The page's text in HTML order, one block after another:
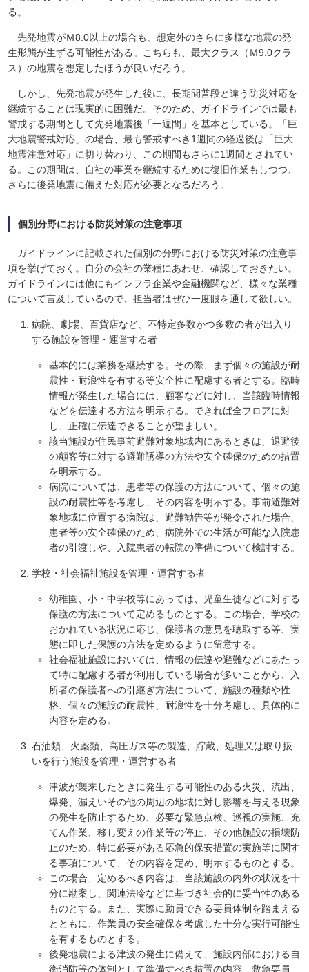
る。
先発地震がＭ8.0以上の場合も、想定外のさらに多様な地震の発
生形態が生ずる可能性がある。こちらも、最大クラス（Ｍ9.0クラ
ス）の地震を想定したほうが良いだろう。
しかし、先発地震が発生した後に、長期間普段と違う防災対応を
継続することは現実的に困難だ。そのため、ガイドラインでは最も
警戒する期間として先発地震後「一週間」を基本としている。「巨
大地震警戒対応」の場合、最も警戒すべき1週間の経過後は「巨大
地震注意対応」に切り替わり、この期間もさらに1週間とされてい
る。この期間は、自社の事業を継続するために復旧作業もしつつ、
さらに後発地震に備えた対応が必要となるだろう。
個別分野における防災対策の注意事項
ガイドラインに記載された個別の分野における防災対策の注意事
項を挙げておく。自分の会社の業種にあわせ、確認しておきたい。
ガイドラインには他にもインフラ企業や金融機関など、様々な業種
について言及しているので、担当者はぜひ一度眼を通して欲しい。
病院、劇場、百貨店など、不特定多数かつ多数の者が出入り
する施設を管理・運営する者
基本的には業務を継続する。その際、まず個々の施設が耐
震性・耐浪性を有する等安全性に配慮する者とする。臨時
情報が発生した場合には、顧客などに対し、当該臨時情報
などを伝達する方法を明示する。できれば全フロアに対
し、正確に伝達できることが望ましい。
該当施設が住民事前避難対象地域内にあるときは、退避後
の顧客等に対する避難誘導の方法や安全確保のための措置
を明示する。
病院については、患者等の保護の方法について、個々の施
設の耐震性等を考慮し、その内容を明示する。事前避難対
象地域に位置する病院は、避難勧告等が発令された場合、
患者等の安全確保のため、病院外での生活が可能な入院患
者の引渡しや、入院患者の転院の準備について検討する。
学校・社会福祉施設を管理・運営する者
幼稚園、小・中学校等にあっては、児童生徒などに対する
保護の方法について定めるものとする。この場合、学校の
おかれている状況に応じ、保護者の意見を聴取する等、実
態に即した保護の方法を定めるように留意する。
社会福祉施設においては、情報の伝達や避難などにあたっ
て特に配慮する者が利用している場合が多いことから、入
所者の保護者への引継ぎ方法について、施設の種類や性
格、個々の施設の耐震性、耐浪性を十分考慮し、具体的に
内容を定める。
石油類、火薬類、高圧ガス等の製造、貯蔵、処理又は取り扱
いを行う施設を管理・運営する者
津波が襲来したときに発生する可能性のある火災、流出、
爆発、漏えいその他の周辺の地域に対し影響を与える現象
の発生を防止するため、必要な緊急点検、巡視の実施、充
てん作業、移し変えの作業等の停止、その他施設の損壊防
止のため、特に必要がある応急的保安措置の実施等に関す
る事項について、その内容を定め、明示するものとする。
この場合、定めるべき内容は、当該施設の内外の状況を十
分に勘案し、関連法冷などに基づき社会的に妥当性のある
ものとする。また、実際に動員できる要員体制を踏まえる
とともに、作業員の安全確保を考慮した十分な実行可能性
を有するものとする。
後発地震による津波の発生に備えて、施設内部における自
衛消防等の体制として準備すべき措置の内容、救急要員、